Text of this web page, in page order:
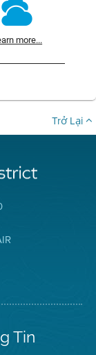
more...
Trở Lại
Tin